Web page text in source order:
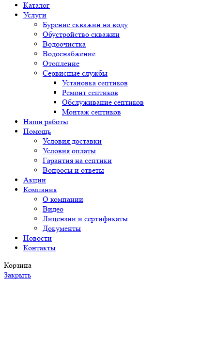
Каталог
Услуги
Бурение скважин на воду
Обустройство скважин
Водоочистка
Водоснабжение
Отопление
Сервисные службы
Установка септиков
Ремонт септиков
Обслуживание септиков
Монтаж септиков
Наши работы
Помощь
Условия доставки
Условия оплаты
Гарантия на септики
Вопросы и ответы
Акции
Компания
О компании
Видео
Лицензии и сертификаты
Документы
Новости
Контакты
Корзина
Закрыть